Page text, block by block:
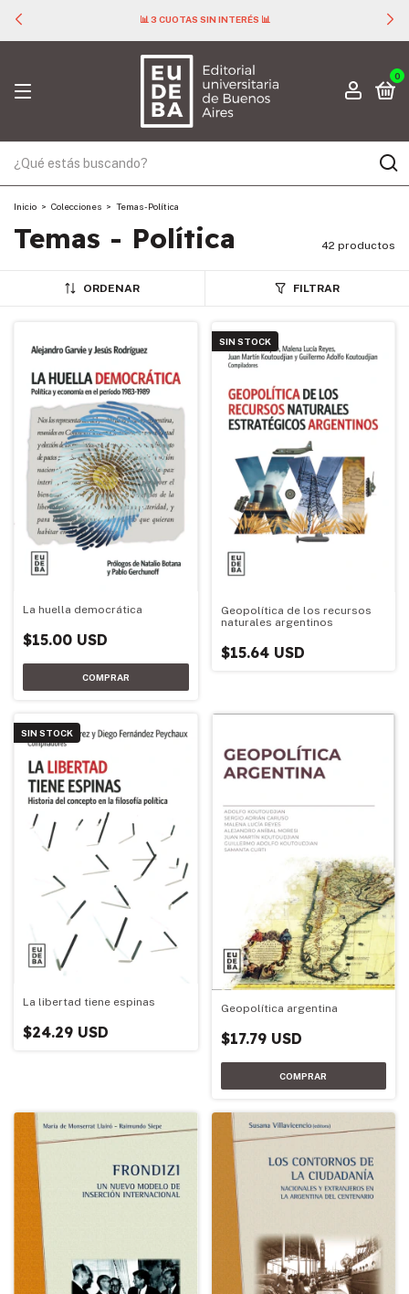
📊 3 CUOTAS SIN INTERÉS 📊
0
Inicio > Colecciones > Temas - Política
Temas - Política 42 productos
ORDENAR FILTRAR
La huella democrática
$15.00 USD
SIN STOCK
Geopolítica de los recursos
naturales argentinos
$15.64 USD
SIN STOCK
La libertad tiene espinas
$24.29 USD
Geopolítica argentina
$17.79 USD